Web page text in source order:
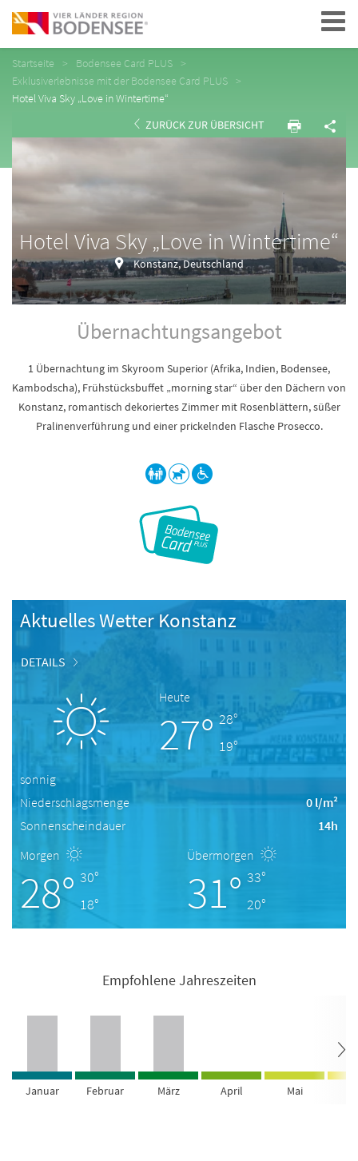
Navigation
Startseite
Bodensee Card PLUS
Exklusiverlebnisse mit der Bodensee Card PLUS
Hotel Viva Sky „Love in Wintertime“
ZURÜCK ZUR ÜBERSICHT
Hotel Viva Sky „Love in Wintertime“
Konstanz, Deutschland
Übernachtungsangebot
1 Übernachtung im Skyroom Superior (Afrika, Indien, Bodensee,
Kambodscha), Frühstücksbuffet „morning star“ über den Dächern von
Konstanz, romantisch dekoriertes Zimmer mit Rosenblättern, süßer
Pralinenverführung und einer prickelnden Flasche Prosecco.
Aktuelles Wetter Konstanz
DETAILS
Heute
27° 28°
19°
sonnig
Niederschlagsmenge
0 l/m²
Sonnenscheindauer
14h
Morgen
28° 30°
18°
Übermorgen
31° 33°
20°
Empfohlene Jahreszeiten
Januar Februar März April Mai